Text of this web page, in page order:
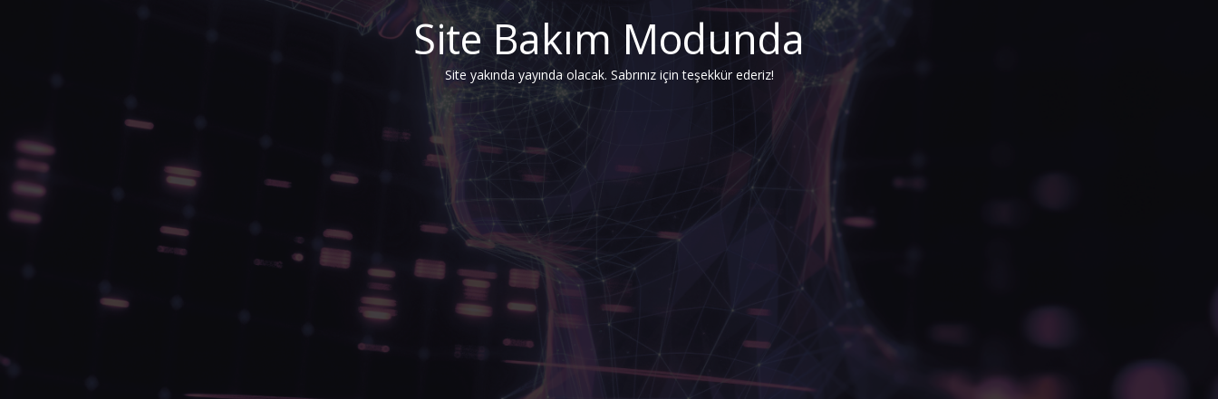
Site Bakım Modunda
Site yakında yayında olacak. Sabrınız için teşekkür ederiz!